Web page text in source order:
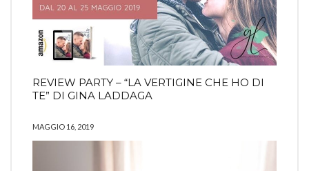
REVIEW PARTY – “LA VERTIGINE CHE HO DI
TE” DI GINA LADDAGA
MAGGIO 16, 2019